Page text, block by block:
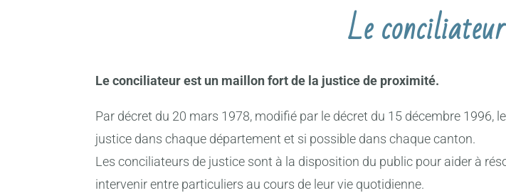
Le
Le conciliateur est un maillon fort de la justice de proximité.
Par décret du 20 mars 1978, modifié par le décret du 15 décembre 1996,
justice dans chaque département et si possible dans chaque canton.
Les conciliateurs de justice sont à la disposition du public pour aider à
intervenir entre particuliers au cours de leur vie quotidienne.